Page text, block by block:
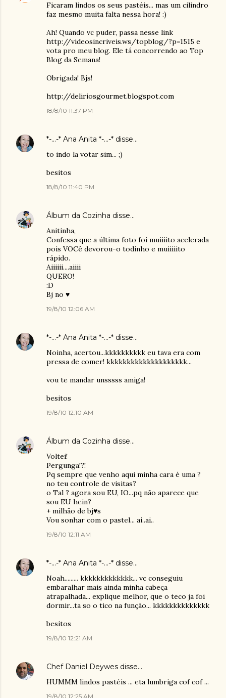
Ficaram lindos os seus pastéis... mas um cilindro
faz mesmo muita falta nessa hora! :)
Ah! Quando vc puder, passa nesse link
http://videosincriveis.ws/topblog/?p=1515 e
vota pro meu blog. Ele tá concorrendo ao Top
Blog da Semana!
Obrigada! Bjs!
http://deliriosgourmet.blogspot.com
18/8/10 11:37 PM
*-...-* Ana Anita *-...-* disse…
to indo la votar sim... ;)
besitos
18/8/10 11:40 PM
Álbum da Cozinha disse…
Anitinha,
Confessa que a última foto foi muiiiito acelerada
pois VOCê devorou-o todinho e muiiiiito
rápido.
Aiiiiii....aiiii
QUERO!
:D
Bj no ♥
19/8/10 12:06 AM
*-...-* Ana Anita *-...-* disse…
Noinha, acertou...kkkkkkkkkk eu tava era com
pressa de comer! kkkkkkkkkkkkkkkkkkkk...
vou te mandar unsssss amiga!
besitos
19/8/10 12:10 AM
Álbum da Cozinha disse…
Voltei!
Pergunga!?!
Pq sempre que venho aqui minha cara é uma ?
no teu controle de visitas?
o Tal ? agora sou EU, IO...pq não aparece que
sou EU hein?
+ milhão de bj♥s
Vou sonhar com o pastel... ai..ai..
19/8/10 12:11 AM
*-...-* Ana Anita *-...-* disse…
Noah......... kkkkkkkkkkkkk... vc conseguiu
embaralhar mais ainda minha cabeça
atrapalhada... explique melhor, que o teco ja foi
dormir...ta so o tico na função... kkkkkkkkkkkkkk
besitos
19/8/10 12:21 AM
Chef Daniel Deywes disse…
HUMMM lindos pastéis ... eta lumbriga cof cof ...
19/8/10 12:25 AM